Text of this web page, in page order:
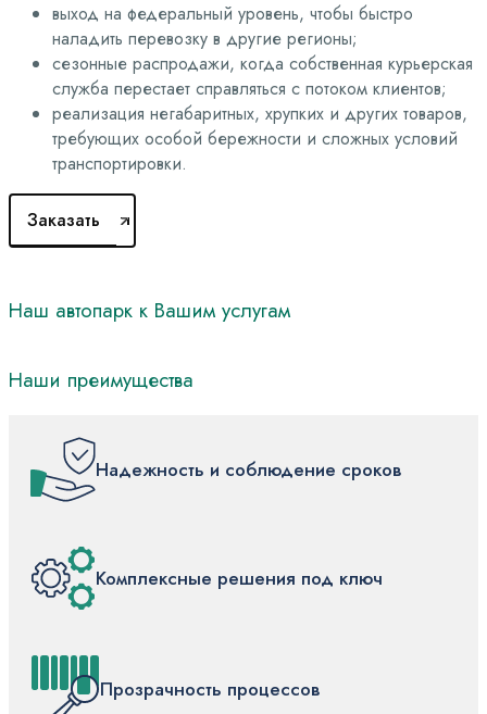
выход на федеральный уровень, чтобы быстро
наладить перевозку в другие регионы;
сезонные распродажи, когда собственная курьерская
служба перестает справляться с потоком клиентов;
реализация негабаритных, хрупких и других товаров,
требующих особой бережности и сложных условий
транспортировки.
Заказать
Наш автопарк к Вашим услугам
Наши преимущества
Надежность и соблюдение сроков
Комплексные решения под ключ
Прозрачность процессов